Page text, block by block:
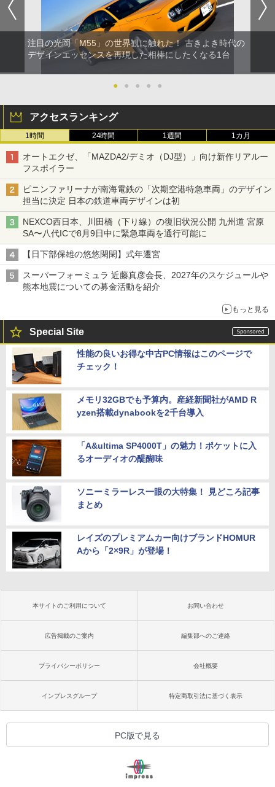
注目の光岡「M55」の世界観に触れた！ 古きよき時代の
デザインエッセンスを再現した相棒にしたくなる1台
● ● ● ● ●
アクセスランキング
1時間 24時間 1週間 1カ月
オートエクゼ、「MAZDA2/デミオ（DJ型）」向け新作リアルー
フスポイラー
ピニンファリーナが南海電鉄の「次期空港特急車両」のデザイン
担当に決定 日本の鉄道車両デザインは初
NEXCO西日本、川田橋（下り線）の復旧状況公開 九州道 宮原
SA〜八代ICで8月9日中に緊急車両を通行可能に
【日下部保雄の悠悠閑閑】式年遷宮
スーパーフォーミュラ 近藤真彦会長、2027年のスケジュールや
熊本地震についての募金活動を紹介
もっと見る
Special Site
性能の良いお得な中古PC情報はこのページで
チェック！
メモリ32GBでも予算内。産経新聞社がAMD R
yzen搭載dynabookを2千台導入
「A&ultima SP4000T」の魅力！ポケットに入
るオーディオの醍醐味
ソニーミラーレス一眼の大特集！ 見どころ記事
まとめ
レイズのプレミアムカー向けブランドHOMUR
Aから「2×9R」が登場！
本サイトのご利用について お問い合わせ
広告掲載のご案内 編集部へのご連絡
プライバシーポリシー 会社概要
インプレスグループ 特定商取引法に基づく表示
PC版で見る